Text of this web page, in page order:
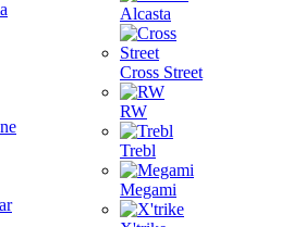
Alcasta
Cross Street
RW
Trebl
Megami